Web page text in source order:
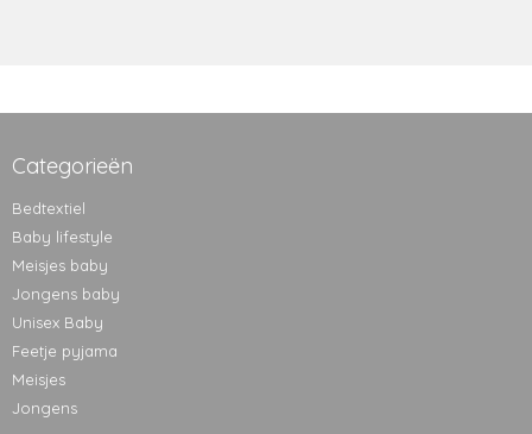
Categorieën
Bedtextiel
Baby lifestyle
Meisjes baby
Jongens baby
Unisex Baby
Feetje pyjama
Meisjes
Jongens